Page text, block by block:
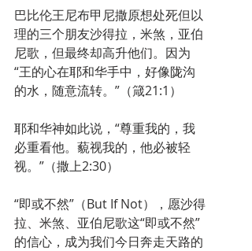
巴比伦王尼布甲尼撒原想处死但以
理的三个朋友沙得拉，米煞，亚伯
尼歌，但最终却高升他们。因为
“王的心在耶和华手中，好像陇沟
的水，随意流转。”（箴21:1）
耶和华神如此说，“尊重我的，我
必重看他。藐视我的，他必被轻
视。”（撒上2:30）
“即或不然”（But If Not），愿沙得
拉、米煞、亚伯尼歌这“即或不然”
的信心，成为我们今日奔走天路的